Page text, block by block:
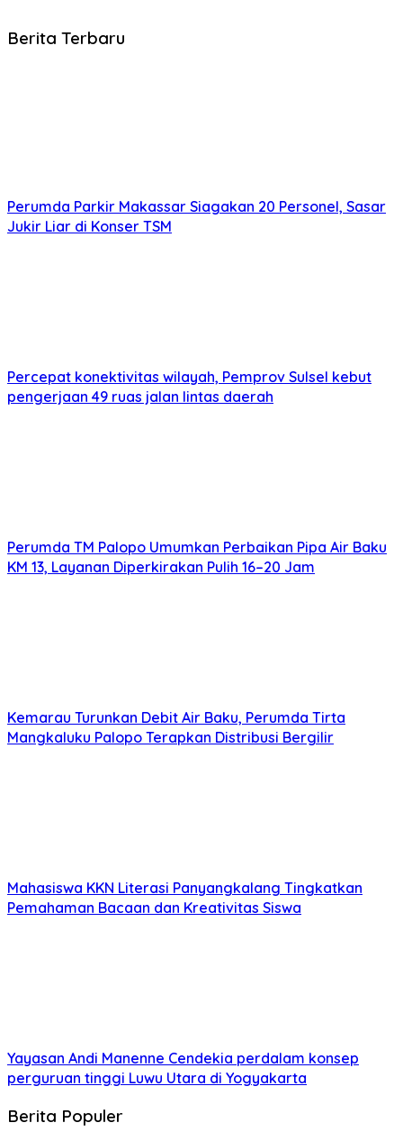
Berita Terbaru
Perumda Parkir Makassar Siagakan 20 Personel, Sasar
Jukir Liar di Konser TSM
Percepat konektivitas wilayah, Pemprov Sulsel kebut
pengerjaan 49 ruas jalan lintas daerah
Perumda TM Palopo Umumkan Perbaikan Pipa Air Baku
KM 13, Layanan Diperkirakan Pulih 16–20 Jam
Kemarau Turunkan Debit Air Baku, Perumda Tirta
Mangkaluku Palopo Terapkan Distribusi Bergilir
Mahasiswa KKN Literasi Panyangkalang Tingkatkan
Pemahaman Bacaan dan Kreativitas Siswa
Yayasan Andi Manenne Cendekia perdalam konsep
perguruan tinggi Luwu Utara di Yogyakarta
Berita Populer